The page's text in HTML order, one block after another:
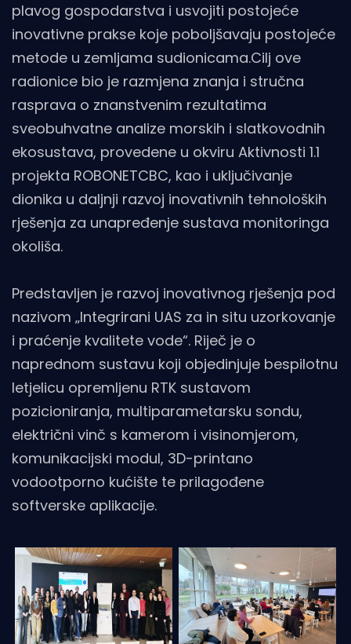
plavog gospodarstva i usvojiti postojeće
inovativne prakse koje poboljšavaju postojeće
metode u zemljama sudionicama.Cilj ove
radionice bio je razmjena znanja i stručna
rasprava o znanstvenim rezultatima
sveobuhvatne analize morskih i slatkovodnih
ekosustava, provedene u okviru Aktivnosti 1.1
projekta ROBONETCBC, kao i uključivanje
dionika u daljnji razvoj inovativnih tehnoloških
rješenja za unapređenje sustava monitoringa
okoliša.
Predstavljen je razvoj inovativnog rješenja pod
nazivom „Integrirani UAS za in situ uzorkovanje
i praćenje kvalitete vode“. Riječ je o
naprednom sustavu koji objedinjuje bespilotnu
letjelicu opremljenu RTK sustavom
pozicioniranja, multiparametarsku sondu,
električni vinč s kamerom i visinomjerom,
komunikacijski modul, 3D-printano
vodootporno kućište te prilagođene
softverske aplikacije.